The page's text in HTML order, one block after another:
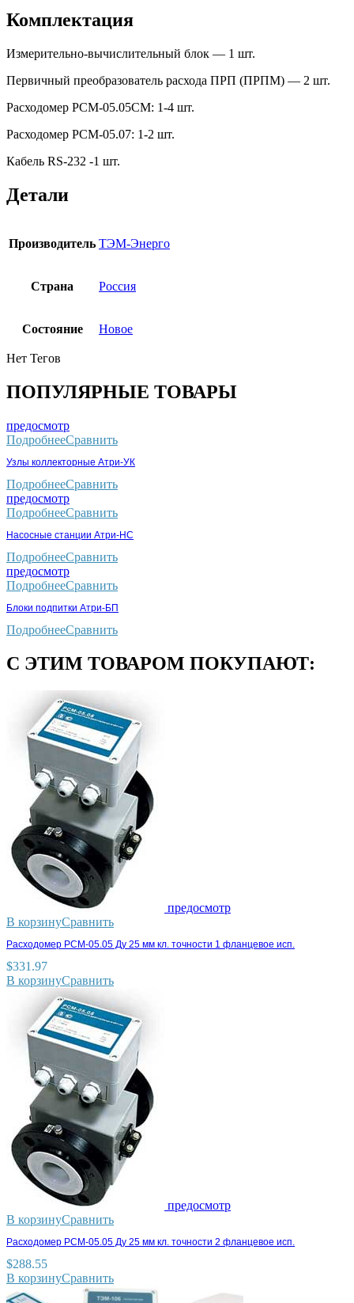
Комплектация
Измерительно-вычислительный блок — 1 шт.
Первичный преобразователь расхода ПРП (ПРПМ) — 2 шт.
Расходомер РСМ-05.05СМ: 1-4 шт.
Расходомер РСМ-05.07: 1-2 шт.
Кабель RS-232 -1 шт.
Детали
Производитель ТЭМ-Энерго
Страна Россия
Состояние Новое
Нет Тегов
ПОПУЛЯРНЫЕ ТОВАРЫ
предосмотр
ПодробнееСравнить
Узлы коллекторные Атри-УК
ПодробнееСравнить
предосмотр
ПодробнееСравнить
Насосные станции Атри-НС
ПодробнееСравнить
предосмотр
ПодробнееСравнить
Блоки подпитки Атри-БП
ПодробнееСравнить
С ЭТИМ ТОВАРОМ ПОКУПАЮТ:
предосмотр
В корзинуСравнить
Расходомер РСМ-05.05 Ду 25 мм кл. точности 1 фланцевое исп.
$331.97
В корзинуСравнить
предосмотр
В корзинуСравнить
Расходомер РСМ-05.05 Ду 25 мм кл. точности 2 фланцевое исп.
$288.55
В корзинуСравнить